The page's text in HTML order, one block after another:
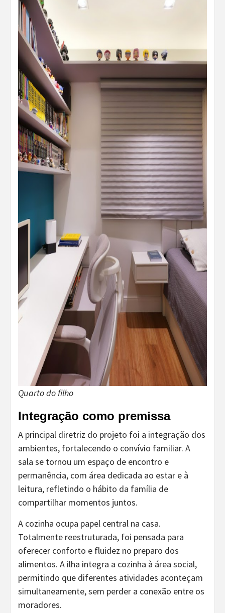
Quarto do filho
Integração como premissa
A principal diretriz do projeto foi a integração dos
ambientes, fortalecendo o convívio familiar. A
sala se tornou um espaço de encontro e
permanência, com área dedicada ao estar e à
leitura, refletindo o hábito da família de
compartilhar momentos juntos.
A cozinha ocupa papel central na casa.
Totalmente reestruturada, foi pensada para
oferecer conforto e fluidez no preparo dos
alimentos. A ilha integra a cozinha à área social,
permitindo que diferentes atividades aconteçam
simultaneamente, sem perder a conexão entre os
moradores.